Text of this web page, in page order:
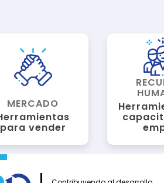
MERCADO
para vender